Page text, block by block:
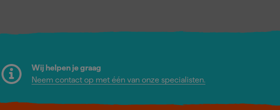
Wij helpen je graag
Neem contact op met één van onze specialisten.